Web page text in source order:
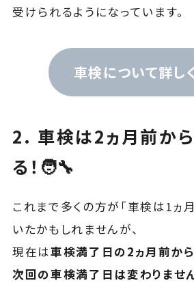
受けられるようになっています。
車検について詳し
2. 車検は2ヵ月前か
る！🧑‍🔧
これまで多くの方が「車検は1ヵ
いたかもしれませんが、
現在は車検満了日の2ヵ月前から
次回の車検満了日は変わりませ